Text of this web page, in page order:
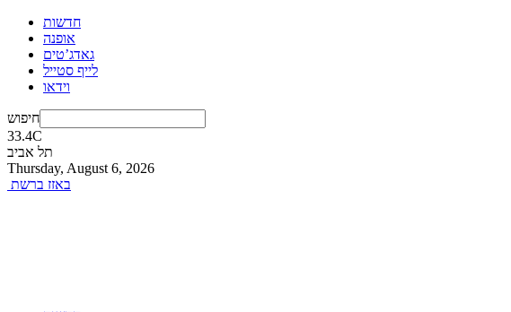
חדשות
אופנה
גאדג’טים
לייף סטייל
וידאו
חיפוש
33.4C
תל אביב
Thursday, August 6, 2026
באזז ברשת